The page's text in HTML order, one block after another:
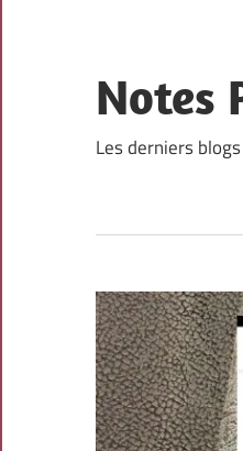
content
Notes
Les derniers